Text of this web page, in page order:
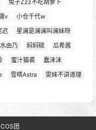
兔子Zzz不吃胡萝卜
v
小仓千代w
迟
星澜是澜澜叫澜妹呀
由乃 焖焖碳
瓜希酱
蜜汁猫裘
蠢沫沫
雪晴Astra
雯妹不讲道理
COS团